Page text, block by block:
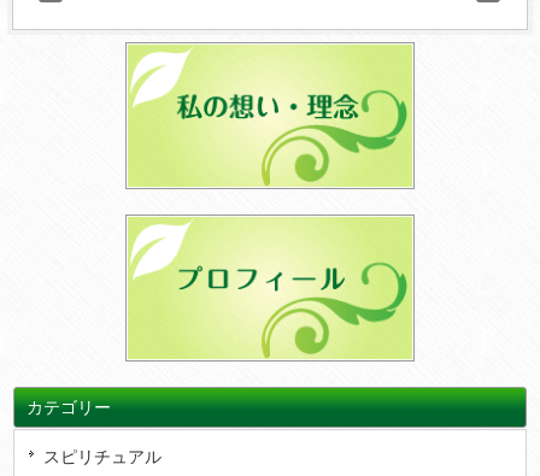
カテゴリー
スピリチュアル